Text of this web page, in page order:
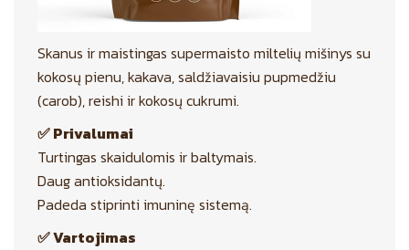
Skanus ir maistingas supermaisto miltelių mišinys su
kokosų pienu, kakava, saldžiavaisiu pupmedžiu
(carob), reishi ir kokosų cukrumi.
✅ Privalumai
Turtingas skaidulomis ir baltymais.
Daug antioksidantų.
Padeda stiprinti imuninę sistemą.
✅ Vartojimas